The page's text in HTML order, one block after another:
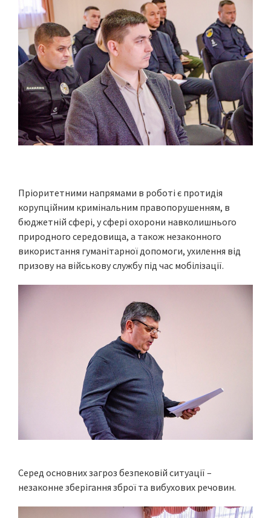
Пріоритетними напрямами в роботі є протидія
корупційним кримінальним правопорушенням, в
бюджетній сфері, у сфері охорони навколишнього
природного середовища, а також незаконного
використання гуманітарної допомоги, ухилення від
призову на військову службу під час мобілізації.
Серед основних загроз безпековій ситуації –
незаконне зберігання зброї та вибухових речовин.